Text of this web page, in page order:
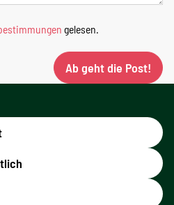
gelesen.
Ab geht die Post!